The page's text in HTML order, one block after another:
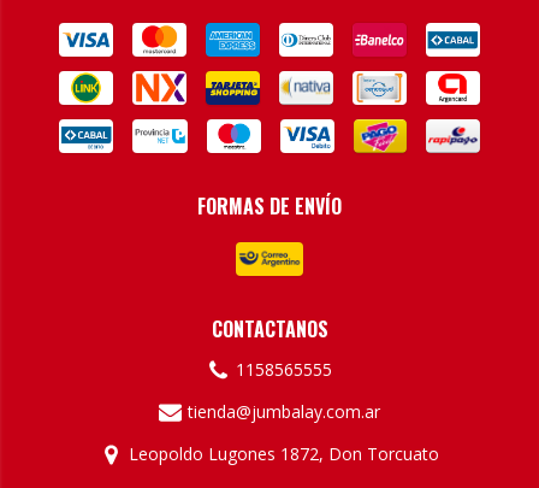
FORMAS DE ENVÍO
CONTACTANOS
1158565555
tienda@jumbalay.com.ar
Leopoldo Lugones 1872, Don Torcuato